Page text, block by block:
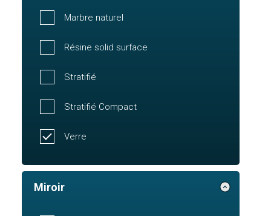
Marbre naturel
Résine solid surface
Stratifié
Stratifié Compact
Verre
Miroir